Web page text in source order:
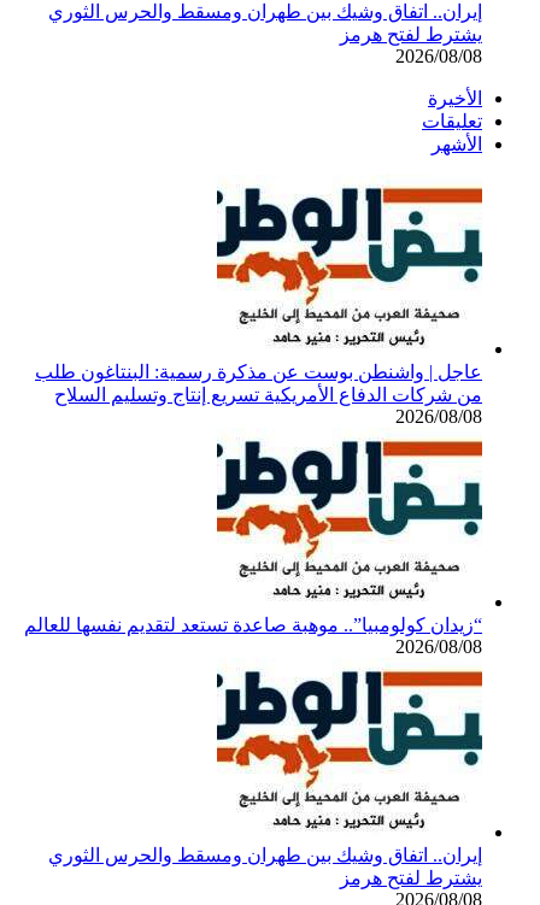
إيران.. اتفاق وشيك بين طهران ومسقط والحرس الثوري
يشترط لفتح هرمز
2026/08/08
الأخيرة
تعليقات
الأشهر
عاجل | واشنطن بوست عن مذكرة رسمية: البنتاغون طلب
من شركات الدفاع الأمريكية تسريع إنتاج وتسليم السلاح
2026/08/08
“زيدان كولومبيا”.. موهبة صاعدة تستعد لتقديم نفسها للعالم
2026/08/08
إيران.. اتفاق وشيك بين طهران ومسقط والحرس الثوري
يشترط لفتح هرمز
2026/08/08